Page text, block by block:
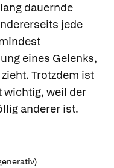
dauernde
jede
eines Gelenks,
Trotzdem ist
wichtig, weil der
anderer ist.